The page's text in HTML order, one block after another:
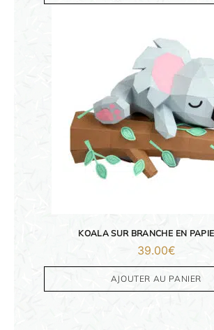
KOALA SUR BRANCHE EN
39.00€
AJOUTER AU PANIER